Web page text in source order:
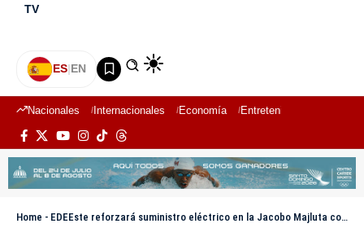
TV
ES|EN
Nacionales Internacionales Economía Entretenimiento
Home - EDEEste reforzará suministro eléctrico en la Jacobo Majluta con nuevo circuito